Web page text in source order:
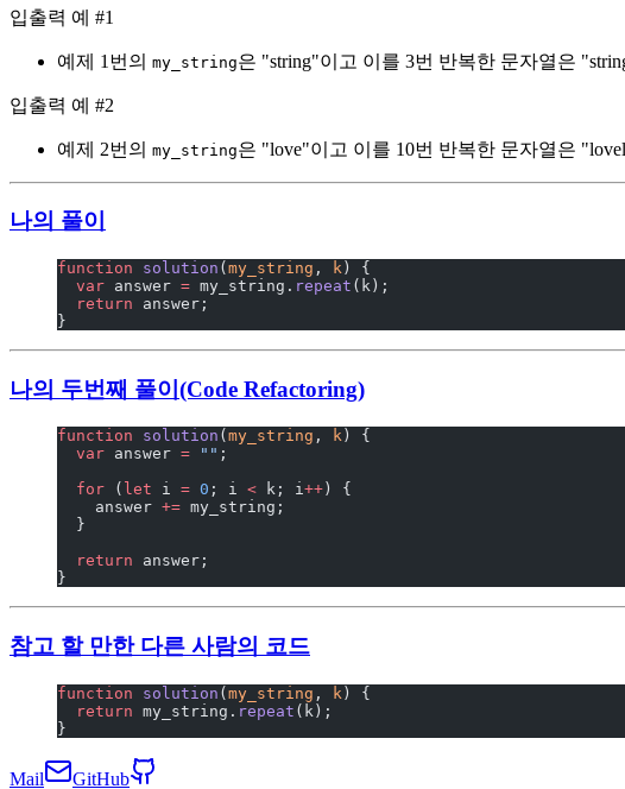
입출력 예 #1
예제 1번의 my_string은 "string"이고 이를 3번 반복한 문자열은
입출력 예 #2
예제 2번의 my_string은 "love"이고 이를 10번 반복한 문자열은
나의 풀이
function solution ( my_string , k ) {
  var
answer = my_string. repeat (k);
  return
answer;
}
나의 두번째 풀이(Code Refactoring)
function solution ( my_string , k ) {
  var
answer = "" ;
  for
( let i = 0 ; i < k; i++ ) {
    answer
+= my_string;
  }
  return
answer;
}
참고 할 만한 다른 사람의 코드
function solution ( my_string , k ) {
  return
my_string. repeat (k);
}
Mail GitHub